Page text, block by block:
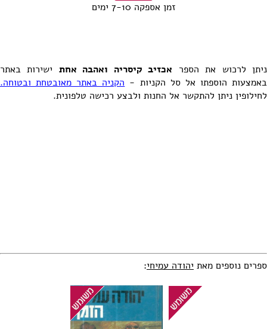
זמן אספקה 7-10 ימים
ניתן לרכוש את הספר אכזיב קיסריה ואהבה אחת ישירות באתר
באמצעות הוספתו אל סל הקניות - הקניה באתר מאובטחת ובטוחה.
לחילופין ניתן להתקשר אל החנות ולבצע רכישה טלפונית.
ספרים נוספים מאת יהודה עמיחי: